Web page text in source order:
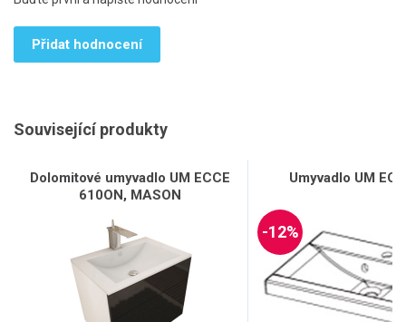
Přidat hodnocení
Související produkty
Dolomitové umyvadlo UM ECCE
610ON, MASON
Umyvadlo UM
-12%